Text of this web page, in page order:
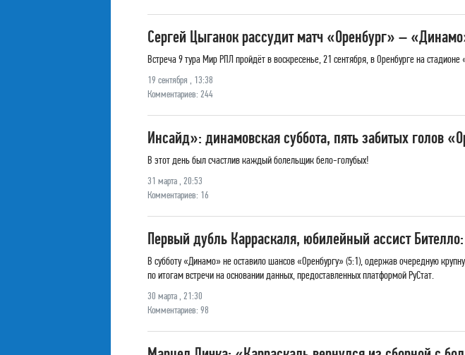
Сергей Цыганок рассудит матч «Оренбург» –
Встреча 9 тура Мир РПЛ пройдёт в воскресенье, 21 сентября, в Оренбурге на стадионе
19 сентября , 13:38
Комментариев: 244
Инсайд»: динамовская суббота, пять забитых голов
В этот день был счастлив каждый болельщик бело-голубых!
31 марта , 20:53
Комментариев: 16
Первый дубль Карраскаля, юбилейный ассист
В субботу «Динамо» не оставило шансов «Оренбургу» (5:1), одержав очередную
по итогам встречи на основании данных, предоставленных платформой РуСтат.
30 марта , 21:30
Комментариев: 98